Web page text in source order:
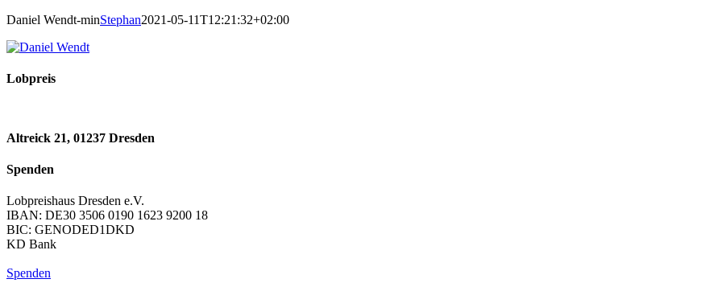
Daniel Wendt-minStephan2021-05-11T12:21:32+02:00
Lobpreis
Altreick 21, 01237 Dresden
Spenden
Lobpreishaus Dresden e.V.
IBAN: DE30 3506 0190 1623 9200 18
BIC: GENODED1DKD
KD Bank
Spenden